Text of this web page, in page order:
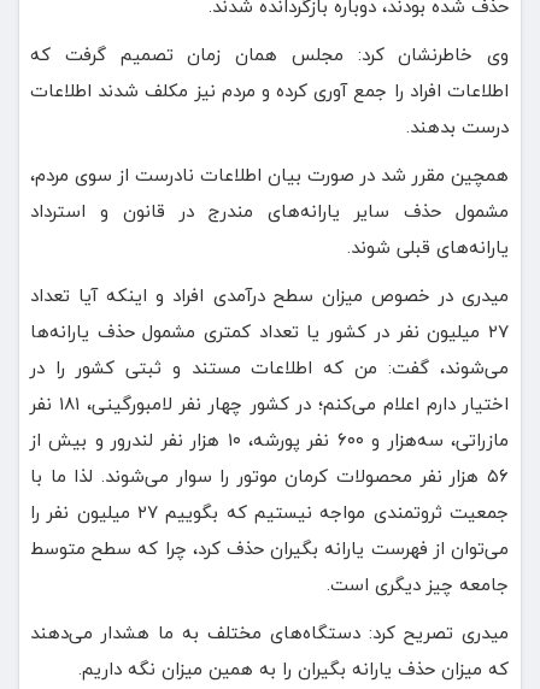
وی خاطرنشان کرد: مجلس همان زمان تصمیم گرفت که
اطلاعات افراد را جمع آوری کرده و مردم نیز مکلف شدند اطلاعات
درست بدهند.
همچین مقرر شد در صورت بیان اطلاعات نادرست از سوی مردم،
مشمول حذف سایر یارانه‌های مندرج در قانون و استرداد
یارانه‌های قبلی شوند.
میدری در خصوص میزان سطح درآمدی افراد و اینکه آیا تعداد
۲۷ میلیون نفر در کشور یا تعداد کمتری مشمول حذف یارانه‌ها
می‌شوند، گفت: من که اطلاعات مستند و ثبتی کشور را در
اختیار دارم اعلام می‌کنم؛ در کشور چهار نفر لامبورگینی، ۱۸۱ نفر
مازراتی، سه‌هزار و ۶۰۰ نفر پورشه، ۱۰ هزار نفر لندرور و بیش از
۵۶ هزار نفر محصولات کرمان موتور را سوار می‌شوند. لذا ما با
جمعیت ثروتمندی مواجه نیستیم که بگوییم ۲۷ میلیون نفر را
می‌توان از فهرست یارانه بگیران حذف کرد، چرا که سطح متوسط
جامعه چیز دیگری است.
میدری تصریح کرد: دستگاه‌های مختلف به ما هشدار می‌دهند
که میزان حذف یارانه بگیران را به همین میزان نگه داریم.